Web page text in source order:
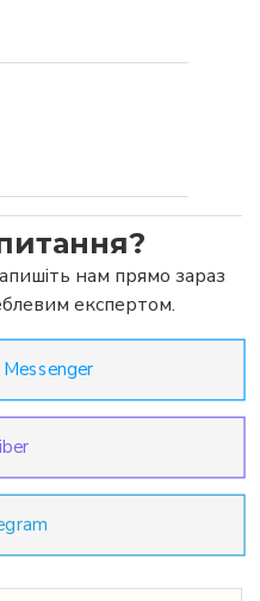
нам прямо зараз
експертом.